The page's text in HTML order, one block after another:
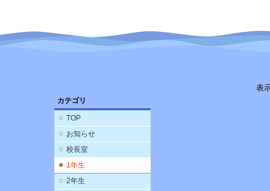
カテゴリ
TOP
お知らせ
校長室
1年生
2年生
表